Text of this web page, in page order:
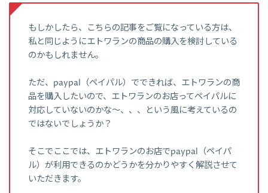
もしかしたら、こちらの記事をご覧になっている方は、
私と同じようにエトワランの商品の購入を検討している
のかもしれません。
ただ、paypal（ペイパル）でできれば、エトワランの商
品を購入したいので、エトワランのお店ってペイパルに
対応していないのかな～、、、という風に考えているの
ではないでしょうか？
そこでここでは、エトワランのお店でpaypal（ペイパ
ル）が利用できるのかどうかを分かりやすく解説させて
いただきます。